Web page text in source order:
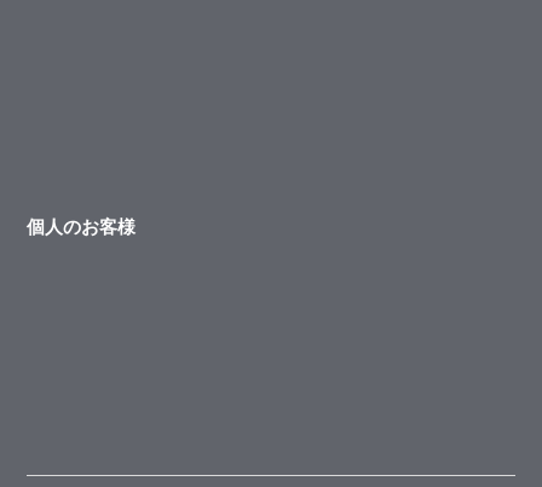
個人のお客様